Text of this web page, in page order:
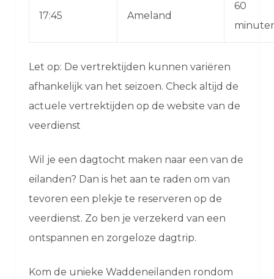
17:45 Ameland
60
Let op: De vertrektijden kunnen variëren
afhankelijk van het seizoen. Check altijd de
actuele vertrektijden op de website van de
veerdienst
Wil je een dagtocht maken naar een van de
eilanden? Dan is het aan te raden om van
tevoren een plekje te reserveren op de
veerdienst. Zo ben je verzekerd van een
ontspannen en zorgeloze dagtrip.
Kom de unieke Waddeneilanden rondom